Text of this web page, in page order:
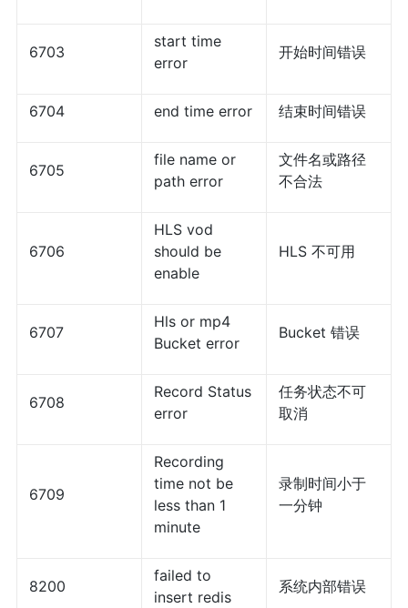
6703
start time
error
开始时间错误
6704 end time error 结束时间错误
6705
file name or
path error
文件名或路径
不合法
6706
HLS vod
should be
enable
HLS 不可用
6707
Hls or mp4
Bucket error
Bucket 错误
6708
Record Status
error
任务状态不可
取消
6709
Recording
time not be
less than 1
minute
录制时间小于
一分钟
8200
failed to
insert redis
系统内部错误